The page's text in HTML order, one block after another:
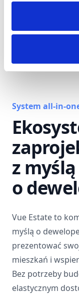
System all-in-
z myślą
o
Vue Estate to
myślą o
prezentować
mieszkań i
Bez potrzeby
elastycznym